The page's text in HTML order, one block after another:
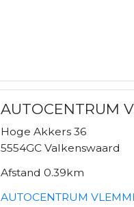
AUTOCENTRUM
Hoge Akkers 36
5554GC Valkenswaard
Afstand 0.39km
AUTOCENTRUM